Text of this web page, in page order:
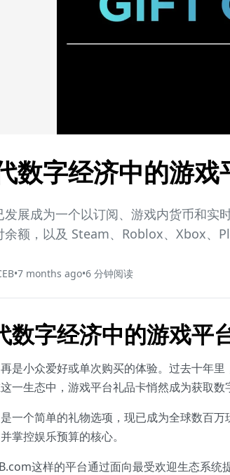
数字经济中的游
发展成为一个以订阅、游戏内货币和实
余额，以及 Steam、Roblox、Xbox、
•7 months ago•6 分钟阅读
数字经济中的游戏平
是小众爱好或单次购买的体验。过去十年
一生态中，游戏平台礼品卡悄然成为获取数
一个简单的礼物选项，现已成为全球数百
掌控娱乐预算的核心。
这样的平台通过面向最受欢迎生态系